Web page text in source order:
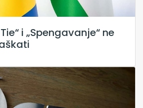
i „Spengavanje“ ne